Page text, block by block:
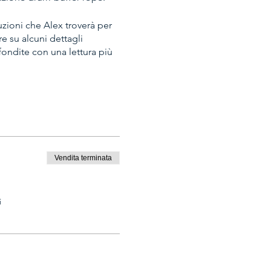
che Alex troverà per
su alcuni dettagli
con una lettura più
(sono tollerati gli
di sigaro o di pipa
vista l'ora.
Magari i vostri mariti /
Vendita terminata